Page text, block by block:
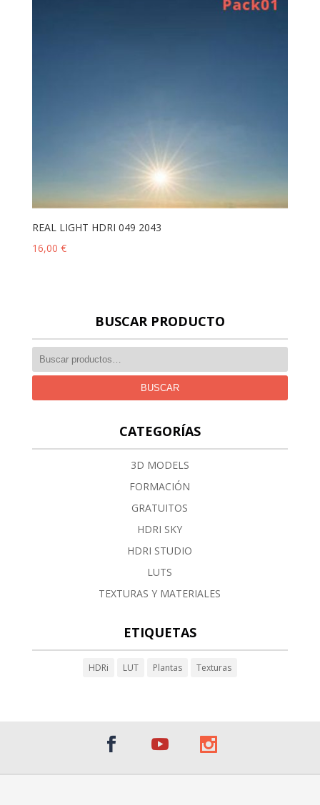
REAL LIGHT HDRI 049 2043
16,00 €
BUSCAR PRODUCTO
BUSCAR
CATEGORÍAS
3D MODELS
FORMACIÓN
GRATUITOS
HDRI SKY
HDRI STUDIO
LUTS
TEXTURAS Y MATERIALES
ETIQUETAS
HDRi LUT Plantas Texturas